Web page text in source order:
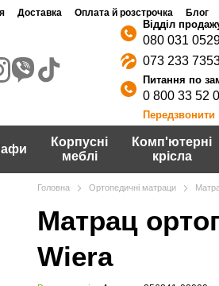
Доставка Оплата й розстрочка Блог
080 031
073 233
0 800 33 52
Корпусні
меблі
Комп'ютерні
крісла
Головна Ортопедичні матраци
Матрац
Wiera